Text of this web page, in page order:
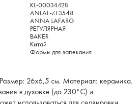
KL-00034428
ANLAF-ZF3548
ANNA LAFARG
РЕГУЛЯРНАЯ
BAKER
Китай
Формы для запекания
26x6,5 см. Материал: керамика.
в духовке (до 230°C) и
использоваться для сервировки.